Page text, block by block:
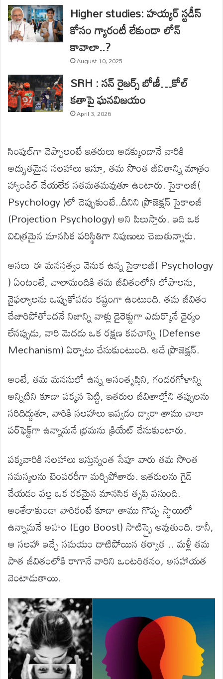
Higher studies: హయ్యర్ స్టడీస్‌
కోసం గ్యారంటీ లేకుండా లోన్
కావాలా..?
August 10, 2025
SRH : సన్ రైజర్స్ బోణీ…కోల్
కతాపై ఘనవిజయం
April 3, 2026
సింపుల్‌గా చెప్పాలంటే ఇతరులు అడక్కుండానే వారికి
అద్భుతమైన సలహాలు ఇస్తూ, తమ సొంత జీవితాన్ని మాత్రం
హ్యాండిల్ చేయలేక సతమతమవుతూ ఉంటారు. సైకాలజీ(
Psychology )లో చెప్పుకుంటే..దీనిని ప్రొజెక్షన్ సైకాలజీ
(Projection Psychology) అని పిలుస్తారు. ఇది ఒక
విచిత్రమైన మానసిక పరిస్థితిగా నిపుణులు చెబుతున్నారు.
అసలు ఈ మనస్తత్వం వెనుక ఉన్న సైకాలజీ( Psychology
) ఏంటంటే, చాలామందికి తమ జీవితంలోని లోపాలను,
వైఫల్యాలను ఒప్పుకోవడం కష్టంగా ఉంటుంది. తమ జీవితం
చేజారిపోతోందనే నిజాన్ని వాళ్లు డైరెక్టుగా ఎదుర్కొనే ధైర్యం
లేనప్పుడు, వారి మెదడు ఒక రక్షణ కవచాన్ని (Defense
Mechanism) ఏర్పాటు చేసుకుంటుంది. అదే ప్రొజెక్షన్.
అంటే, తమ మనసులో ఉన్న అసంతృప్తిని, గందరగోళాన్ని
అన్నిటిని కూడా పక్కన పెట్టి, ఇతరుల జీవితాల్లోని తప్పులను
సరిదిద్దుతూ, వారికి సలహాలు ఇవ్వడం ద్వారా తాము చాలా
పర్‌ఫెక్ట్‌గా ఉన్నామనే భ్రమను క్రియేట్ చేసుకుంటారు.
పక్కవారికి సలహాలు ఇస్తున్నంత సేపూ వారు తమ సొంత
సమస్యలను టెంపరరీగా మర్చిపోతారు. ఇతరులను గైడ్
చేయడం వల్ల ఒక రకమైన మానసిక తృప్తి వస్తుంది.
అంతేకాకుండా వారికంటే కూడా తాము గొప్ప స్థాయిలో
ఉన్నామనే అహం (Ego Boost) సాటిస్ఫై అవుతుంది. కానీ,
ఆ సలహా ఇచ్చే సమయం దాటిపోయిన తర్వాత .. మళ్లీ తమ
పాత జీవితంలోకి రాగానే వారిని ఒంటరితనం, అసహాయత
వెంటాడుతాయి.